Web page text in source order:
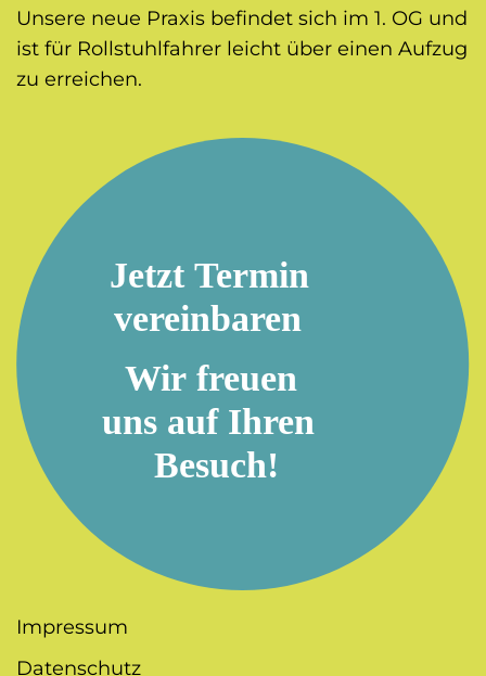
Unsere neue Praxis befindet sich im 1. OG und
ist für Rollstuhlfahrer leicht über einen Aufzug
zu erreichen.
Impressum
Datenschutz